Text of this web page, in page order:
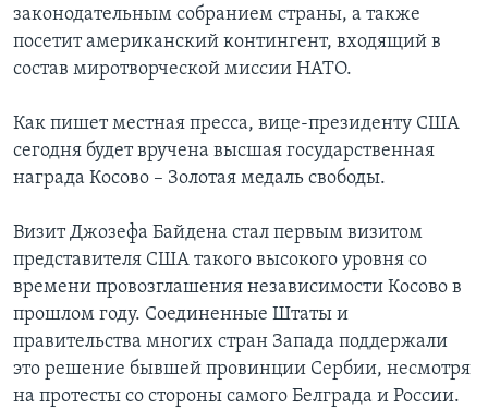
законодательным собранием страны, а также
посетит американский контингент, входящий в
состав миротворческой миссии НАТО.
Как пишет местная пресса, вице-президенту США
сегодня будет вручена высшая государственная
награда Косово – Золотая медаль свободы.
Визит Джозефа Байдена стал первым визитом
представителя США такого высокого уровня со
времени провозглашения независимости Косово в
прошлом году. Соединенные Штаты и
правительства многих стран Запада поддержали
это решение бывшей провинции Сербии, несмотря
на протесты со стороны самого Белграда и России.